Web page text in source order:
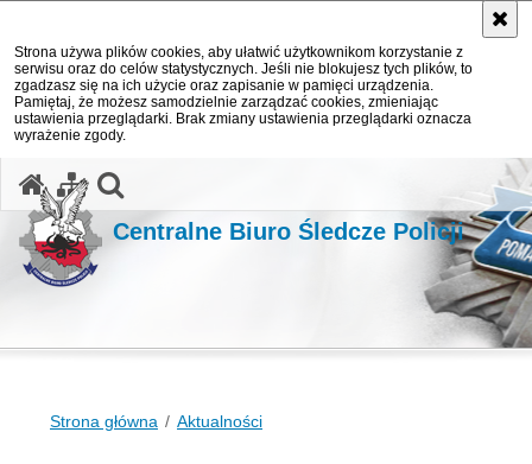
Strona używa plików cookies, aby ułatwić użytkownikom korzystanie z
serwisu oraz do celów statystycznych. Jeśli nie blokujesz tych plików, to
zgadzasz się na ich użycie oraz zapisanie w pamięci urządzenia.
Pamiętaj, że możesz samodzielnie zarządzać cookies, zmieniając
ustawienia przeglądarki. Brak zmiany ustawienia przeglądarki oznacza
wyrażenie zgody.
Centralne Biuro Śledcze Policji
Strona główna Aktualności